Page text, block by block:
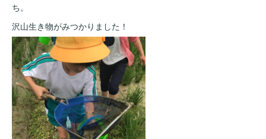
ち。
沢山生き物がみつかりました！